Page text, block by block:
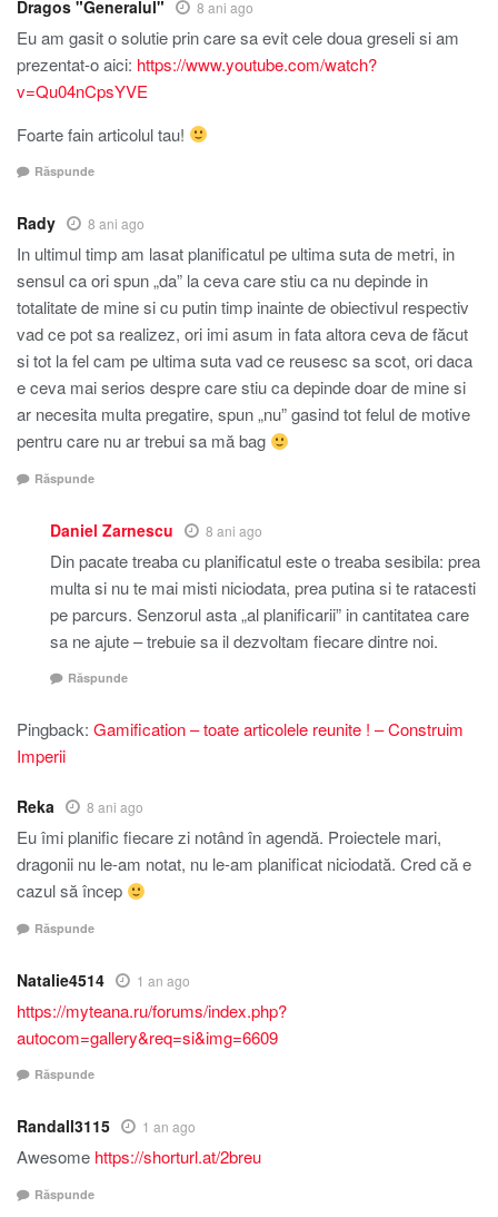
Dragos "Generalul" 8 ani ago
Eu am gasit o solutie prin care sa evit cele doua greseli si am
prezentat-o aici: https://www.youtube.com/watch?
v=Qu04nCpsYVE
Foarte fain articolul tau!
Răspunde
Rady 8 ani ago
In ultimul timp am lasat planificatul pe ultima suta de metri, in
sensul ca ori spun „da” la ceva care stiu ca nu depinde in
totalitate de mine si cu putin timp inainte de obiectivul respectiv
vad ce pot sa realizez, ori imi asum in fata altora ceva de făcut
si tot la fel cam pe ultima suta vad ce reusesc sa scot, ori daca
e ceva mai serios despre care stiu ca depinde doar de mine si
ar necesita multa pregatire, spun „nu” gasind tot felul de motive
pentru care nu ar trebui sa mă bag
Răspunde
Daniel Zarnescu 8 ani ago
Din pacate treaba cu planificatul este o treaba sesibila: prea
multa si nu te mai misti niciodata, prea putina si te ratacesti
pe parcurs. Senzorul asta „al planificarii” in cantitatea care
sa ne ajute – trebuie sa il dezvoltam fiecare dintre noi.
Răspunde
Pingback: Gamification – toate articolele reunite ! – Construim
Imperii
Reka 8 ani ago
Eu îmi planific fiecare zi notând în agendă. Proiectele mari,
dragonii nu le-am notat, nu le-am planificat niciodată. Cred că e
cazul să încep
Răspunde
Natalie4514 1 an ago
https://myteana.ru/forums/index.php?
autocom=gallery&req=si&img=6609
Răspunde
Randall3115 1 an ago
Awesome https://shorturl.at/2breu
Răspunde